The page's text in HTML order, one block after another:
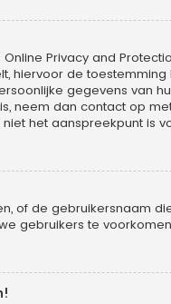
Online Privacy and
hiervoor de
gegevens van
neem dan contact op
het aanspreekpunt is
of de gebruikersnaam
gebruikers te